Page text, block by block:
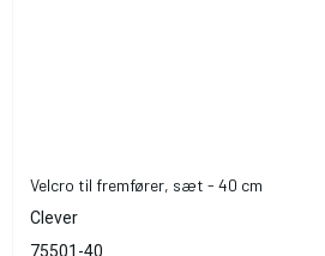
Velcro til fremfører, sæt - 40 cm
Clever
75501-40